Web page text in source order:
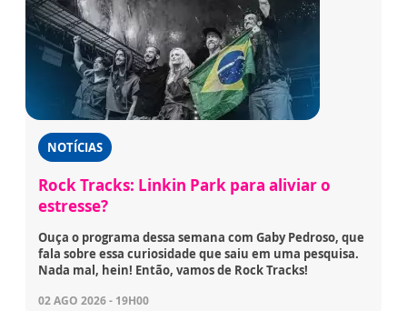
NOTÍCIAS
Rock Tracks: Linkin Park para aliviar o
estresse?
Ouça o programa dessa semana com Gaby Pedroso, que
fala sobre essa curiosidade que saiu em uma pesquisa.
Nada mal, hein! Então, vamos de Rock Tracks!
02 AGO 2026 - 19H00